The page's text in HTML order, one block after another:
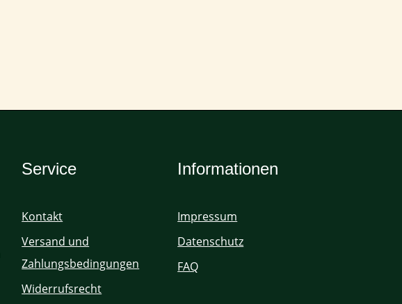
Service
Kontakt
Versand und
Zahlungsbedingungen
Widerrufsrecht
Informationen
Impressum
Datenschutz
FAQ